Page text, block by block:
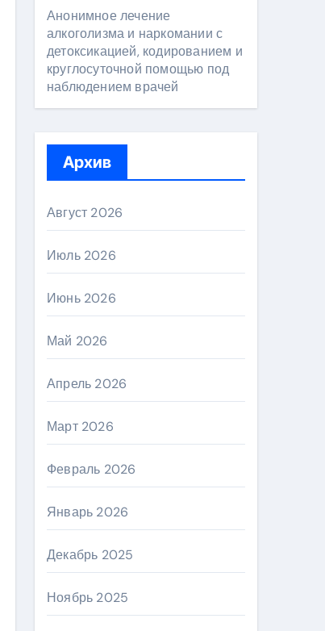
Анонимное лечение
алкоголизма и наркомании с
детоксикацией, кодированием и
круглосуточной помощью под
наблюдением врачей
Архив
Август 2026
Июль 2026
Июнь 2026
Май 2026
Апрель 2026
Март 2026
Февраль 2026
Январь 2026
Декабрь 2025
Ноябрь 2025